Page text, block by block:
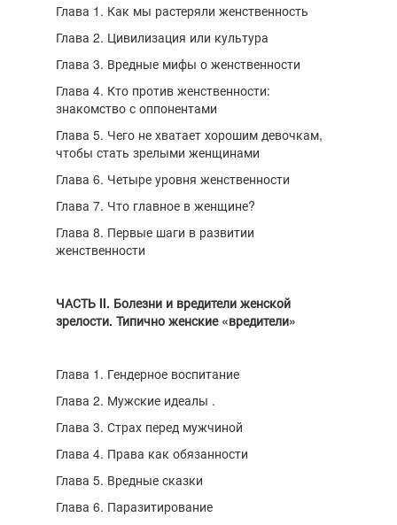
Глава 1. Как мы растеряли женственность
Глава 2. Цивилизация или культура
Глава 3. Вредные мифы о женственности
Глава 4. Кто против женственности:
знакомство с оппонентами
Глава 5. Чего не хватает хорошим девочкам,
чтобы стать зрелыми женщинами
Глава 6. Четыре уровня женственности
Глава 7. Что главное в женщине?
Глава 8. Первые шаги в развитии
женственности
ЧАСТЬ II. Болезни и вредители женской
зрелости. Типично женские «вредители»
Глава 1. Гендерное воспитание
Глава 2. Мужские идеалы .
Глава 3. Страх перед мужчиной
Глава 4. Права как обязанности
Глава 5. Вредные сказки
Глава 6. Паразитирование